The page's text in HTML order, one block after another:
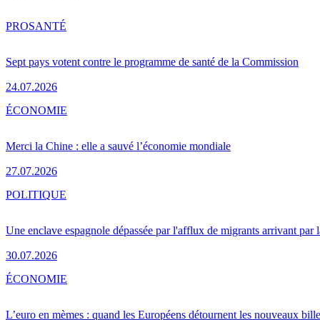
Sept pays votent contre le programme de santé de la Commission
24.07.2026
PROSANTÉ
Merci la Chine : elle a sauvé l’économie mondiale
27.07.2026
ÉCONOMIE
Une enclave espagnole dépassée par l'afflux de migrants arrivant par
30.07.2026
POLITIQUE
L’euro en mèmes : quand les Européens détournent les nouveaux
ÉCONOMIE